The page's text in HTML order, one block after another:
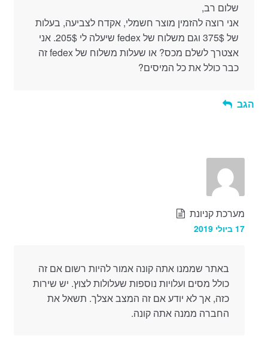
שלום רב,
אני רוצה להזמין מוצר חשמלי, אקדח לצביעה, בעלות
של 375$ וגם משלוח של fedex שיעלה לי 205$. אני
אצטרך לשלם מכס? או שעלות משלוח של fedex זה
כבר כולל את כל המיסים?
הגב
מערכת קניונת
17 ביולי 2019
באתר שממנו אתה קונה אמור להיות רשום אם זה
כולל מסים ועלויות נוספות שעלולות לצוץ. יש שירות
כזה, אך לא יודע אם זה המצב אצלך. תשאל את
החברה ממנה אתה קונה.